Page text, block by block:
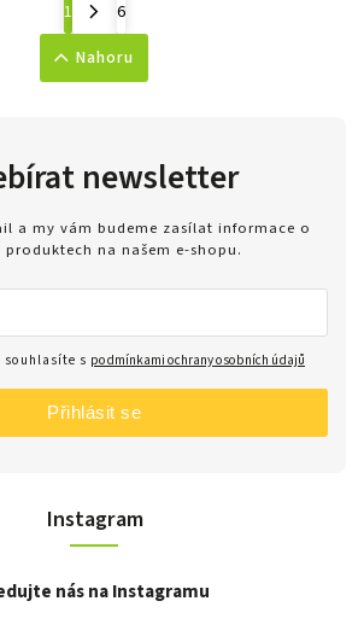
1
6
Nahoru
Instagram
nás na Instagramu
newsletter
a my vám budeme zasílat informace o
na našem e-shopu.
s podmínkami ochrany osobních údajů
Přihlásit se